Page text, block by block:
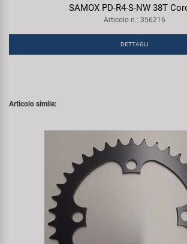
SAMOX PD-R4-S-NW 38T
Articolo n.: 356216
DETTAGLI
Articolo simile: